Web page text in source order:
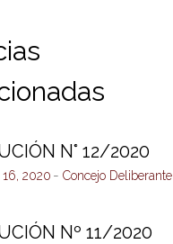
N° 12/2020
2020 Concejo Deliberante
Nº 11/2020